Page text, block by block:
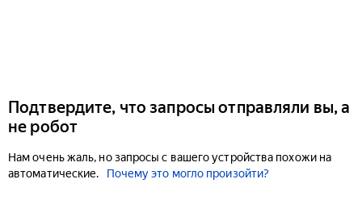
Подтвердите, что запросы отправляли вы, а
не робот
Нам очень жаль, но запросы с вашего устройства похожи на
автоматические.
Почему это могло произойти?